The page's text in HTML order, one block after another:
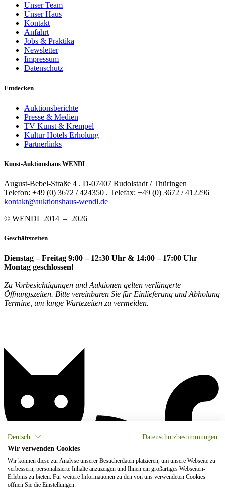
Unser Team
Unser Haus
Kontakt
Anfahrt
Jobs & Praktika
Newsletter
Impressum
Datenschutz
Entdecken
Auktionsberichte
Presse & Medien
TV Kunst & Krempel
Kultur Hotels Erholung
Partnerlinks
Kunst-Auktionshaus WENDL
August-Bebel-Straße 4 . D-07407 Rudolstadt / Thüringen
Telefon: +49 (0) 3672 / 424350 . Telefax: +49 (0) 3672 / 412296
kontakt@auktionshaus-wendl.de
© WENDL 2014 – 2026
Geschäftszeiten
Dienstag – Freitag 9:00 – 12:30 Uhr & 14:00 – 17:00 Uhr
Montag geschlossen!
Zu Vorbesichtigungen und Auktionen gelten verlängerte
Öffnungszeiten. Bitte vereinbaren Sie für Einlieferung und Abholung
Termine, um lange Wartezeiten zu vermeiden.
Deutsch
Datenschutzbestimmungen
Wir verwenden Cookies
Wir können diese zur Analyse unserer Besucherdaten platzieren, um unsere Webseite zu
verbessern, personalisierte Inhalte anzuzeigen und Ihnen ein großartiges Webseiten-
Erlebnis zu bieten. Für weitere Informationen zu den von uns verwendeten Cookies
öffnen Sie die Einstellungen.